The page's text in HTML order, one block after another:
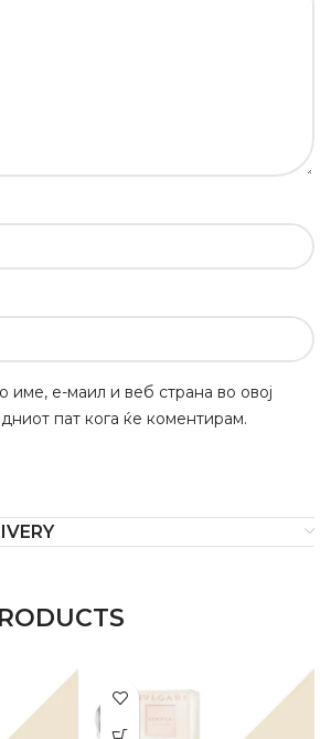
име, е-маил и веб страна во овој
пат кога ќе коментирам.